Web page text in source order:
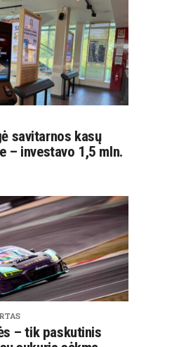
savitarnos kasų
– investavo 1,5 mln.
– tik paskutinis